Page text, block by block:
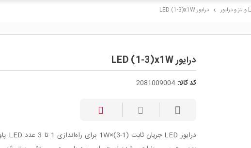
chevron_right درایور LED (1-3)x1W
درایور LED (1-3)x1W
کد کالا: 2081009004